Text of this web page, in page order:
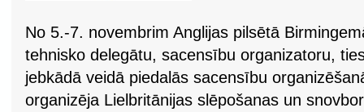
No 5.-7. novembrim Anglijas pilsētā
tehnisko delegātu, sacensību organizatoru,
jebkādā veidā piedalās sacensību
organizēja Lielbritānijas slēpošanas un